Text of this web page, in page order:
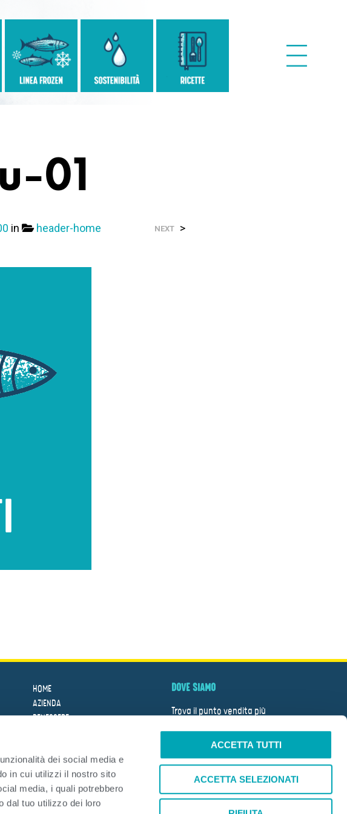
dei social media e
in cui utilizzi il nostro sito
media, i quali potrebbero
dal tuo utilizzo dei loro
ACCETTA TUTTI
ACCETTA SELEZIONATI
01
in header-home NEXT >
HOME
AZIENDA
BENESSERE
SICUREZZA
SOSTENIBILITÀ
LA
TRASPARENZA
DEL MARE
DOVE SIAMO
Trova il punto vendita più